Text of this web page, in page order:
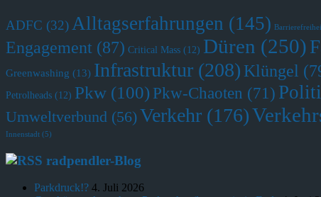
ADFC (32)Alltagserfahrungen (145)
Engagement (87) Critical Mass (12) Düren (250)
Greenwashing (13) Infrastruktur (208) Klüngel
Petrolheads (12) Pkw (100) Pkw-Chaoten (71)
Umweltverbund (56)Verkehr (176)
Innenstadt (5)
radpendler-Blog
Parkdruck!? 4. Juli 2026